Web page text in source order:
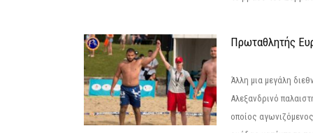
Πρωταθλητής
Άλλη μια μεγάλη
Αλεξανδρινό
οποίος